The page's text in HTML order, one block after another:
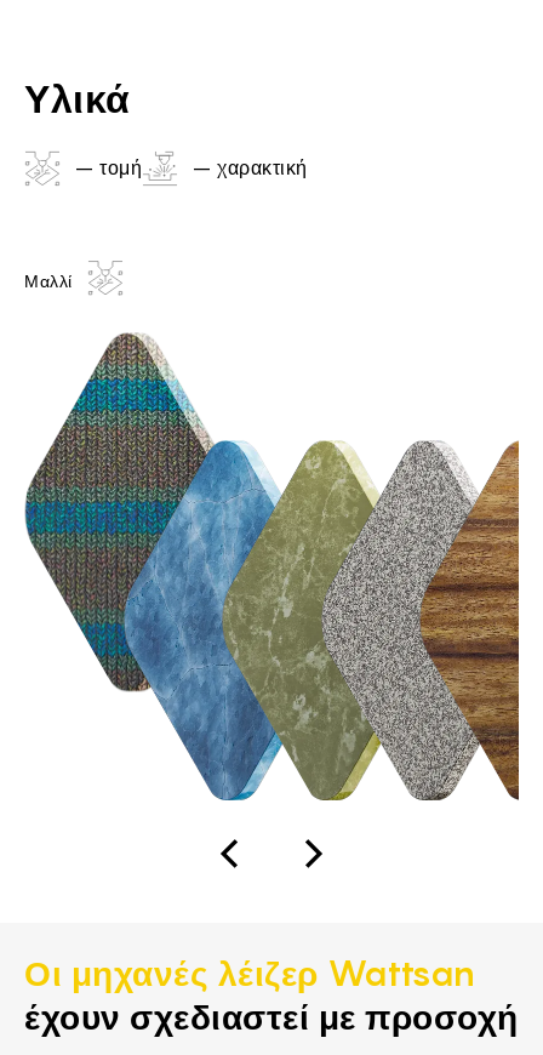
Υλικά
– τομή – χαρακτική
Μαλλί
Οι μηχανές λέιζερ Wattsan
έχουν σχεδιαστεί με προσοχή